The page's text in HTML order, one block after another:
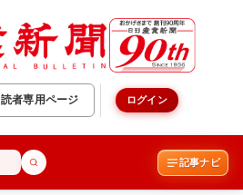
読者専用ページ ログイン
記事ナビ